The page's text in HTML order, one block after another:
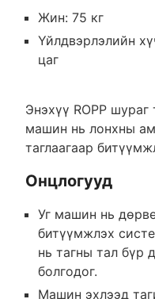
Жин: 75 кг
Үйлдвэрлэлийн
цаг
Энэхүү ROPP шураг
машин нь лонхны
таглаагаар
Онцлогууд
Уг машин нь
битүүмжлэх
нь тагны тал бүр
болгодог.
Машин эхлээд